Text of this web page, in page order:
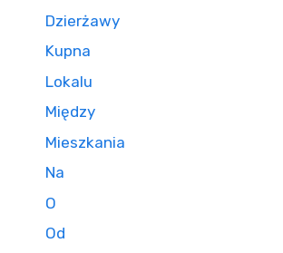
Dzierżawy
Kupna
Lokalu
Między
Mieszkania
Na
O
Od